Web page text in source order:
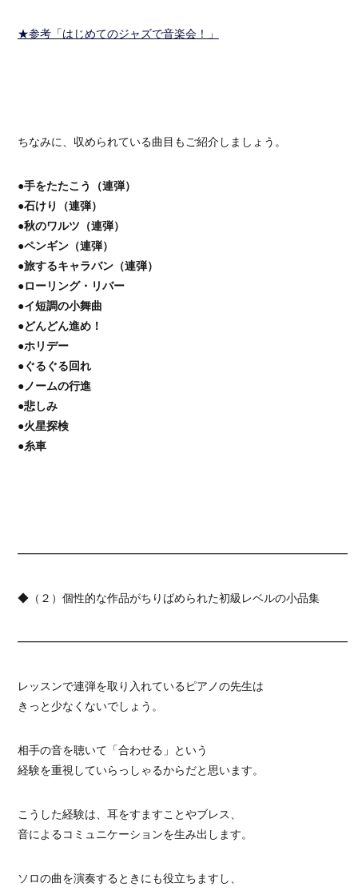
★参考「はじめてのジャズで音楽会！」
ちなみに、収められている曲目もご紹介しましょう。
●手をたたこう（連弾）
●石けり（連弾）
●秋のワルツ（連弾）
●ペンギン（連弾）
●旅するキャラバン（連弾）
●ローリング・リバー
●イ短調の小舞曲
●どんどん進め！
●ホリデー
●ぐるぐる回れ
●ノームの行進
●悲しみ
●火星探検
●糸車
◆（２）個性的な作品がちりばめられた初級レベルの小品集
レッスンで連弾を取り入れているピアノの先生は
きっと少なくないでしょう。
相手の音を聴いて「合わせる」という
経験を重視していらっしゃるからだと思います。
こうした経験は、耳をすますことやブレス、
音によるコミュニケーションを生み出します。
ソロの曲を演奏するときにも役立ちますし、